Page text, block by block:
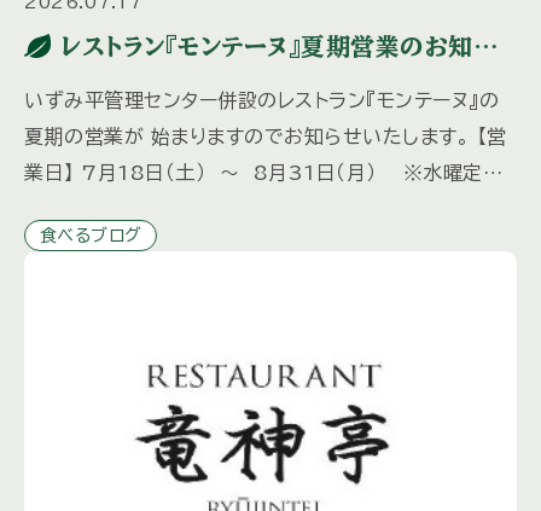
レストラン『モンテーヌ』夏期営業のお知ら
いずみ平管理センター併設のレストラン『モンテーヌ』の
夏期の営業が 始まりますのでお知らせいたします。 【営
業日】 7月18日（土） ～ 8月31日（月） ※水曜定
[…]
食べるブログ